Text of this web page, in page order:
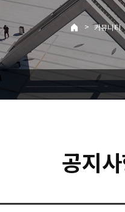
> 커뮤니티
공지